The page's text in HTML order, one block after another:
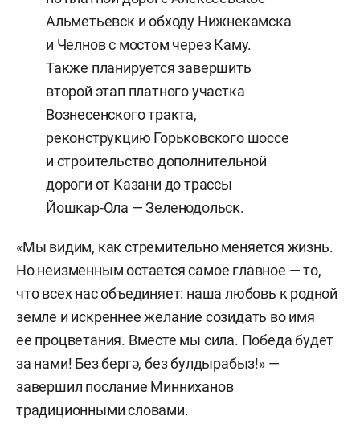
Альметьевск и обходу Нижнекамска
и Челнов с мостом через Каму.
Также планируется завершить
второй этап платного участка
Вознесенского тракта,
реконструкцию Горьковского шоссе
и строительство дополнительной
дороги от Казани до трассы
Йошкар-Ола — Зеленодольск.
«Мы видим, как стремительно меняется жизнь.
Но неизменным остается самое главное — то,
что всех нас объединяет: наша любовь к родной
земле и искреннее желание созидать во имя
ее процветания. Вместе мы сила. Победа будет
за нами! Без бергә, без булдырабыз!» —
завершил послание Минниханов
традиционными словами.